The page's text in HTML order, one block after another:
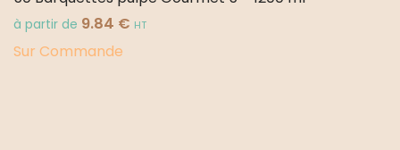
à partir de 9.84 € HT
Sur Commande